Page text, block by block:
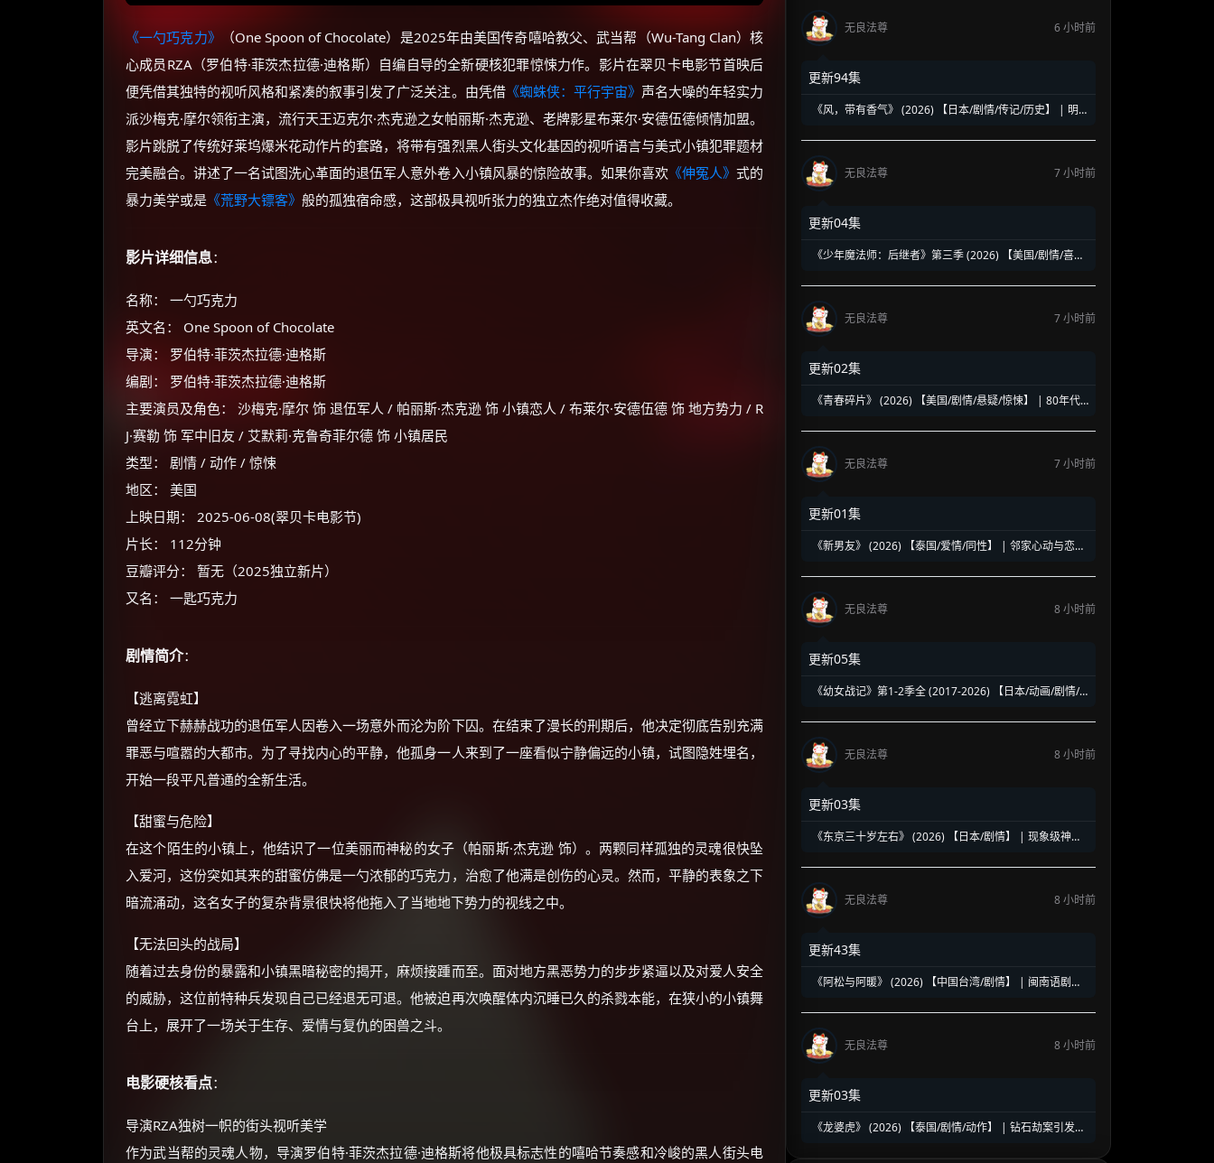
《一勺巧克力》
（One Spoon of Chocolate）是2025年由美国传奇嘻哈教父、武当帮（Wu-Tang Clan）核
心成员RZA（罗伯特·菲茨杰拉德·迪格斯）自编自导的全新硬核犯罪惊悚力作。影片在翠贝卡电影节首映后
便凭借其独特的视听风格和紧凑的叙事引发了广泛关注。由凭借《蜘蛛侠：平行宇宙》 声名大噪的年轻实力
派沙梅克·摩尔领衔主演，流行天王迈克尔·杰克逊之女帕丽斯·杰克逊、老牌影星布莱尔·安德伍德倾情加盟。
影片跳脱了传统好莱坞爆米花动作片的套路，将带有强烈黑人街头文化基因的视听语言与美式小镇犯罪题材
完美融合。讲述了一名试图洗心革面的退伍军人意外卷入小镇风暴的惊险故事。如果你喜欢 《伸冤人》 式的
暴力美学或是 《荒野大镖客》 般的孤独宿命感，这部极具视听张力的独立杰作绝对值得收藏。
影片详细信息：
名称： 一勺巧克力
英文名： One Spoon of Chocolate
导演： 罗伯特·菲茨杰拉德·迪格斯
编剧： 罗伯特·菲茨杰拉德·迪格斯
主要演员及角色： 沙梅克·摩尔 饰 退伍军人 / 帕丽斯·杰克逊 饰 小镇恋人 / 布莱尔·安德伍德 饰 地方势力 / R
J·赛勒 饰 军中旧友 / 艾默莉·克鲁奇菲尔德 饰 小镇居民
类型： 剧情 / 动作 / 惊悚
地区： 美国
上映日期： 2025-06-08(翠贝卡电影节)
片长： 112分钟
豆瓣评分： 暂无（2025独立新片）
又名： 一匙巧克力
剧情简介：
【逃离霓虹】
曾经立下赫赫战功的退伍军人因卷入一场意外而沦为阶下囚。在结束了漫长的刑期后，他决定彻底告别充满
罪恶与喧嚣的大都市。为了寻找内心的平静，他孤身一人来到了一座看似宁静偏远的小镇，试图隐姓埋名，
开始一段平凡普通的全新生活。
【甜蜜与危险】
在这个陌生的小镇上，他结识了一位美丽而神秘的女子（帕丽斯·杰克逊 饰）。两颗同样孤独的灵魂很快坠
入爱河，这份突如其来的甜蜜仿佛是一勺浓郁的巧克力，治愈了他满是创伤的心灵。然而，平静的表象之下
暗流涌动，这名女子的复杂背景很快将他拖入了当地地下势力的视线之中。
【无法回头的战局】
随着过去身份的暴露和小镇黑暗秘密的揭开，麻烦接踵而至。面对地方黑恶势力的步步紧逼以及对爱人安全
的威胁，这位前特种兵发现自己已经退无可退。他被迫再次唤醒体内沉睡已久的杀戮本能，在狭小的小镇舞
台上，展开了一场关于生存、爱情与复仇的困兽之斗。
电影硬核看点：
导演RZA独树一帜的街头视听美学
作为武当帮的灵魂人物，导演罗伯特·菲茨杰拉德·迪格斯将他极具标志性的嘻哈节奏感和冷峻的黑人街头电
无良法尊 6 小时前
更新94集
《风，带有香气》 (2026) 【日本/剧情/传记/历史】 | 明
醒之路
无良法尊
7 小时前
更新04集
《少年魔法师：后继者》第三季 (2026) 【美国/剧情/喜剧/
拯救家族
无良法尊
7 小时前
更新02集
《青春碎片》 (2026) 【美国/剧情/悬疑/惊悚】 | 80年代
无良法尊 7 小时前
更新01集
《新男友》 (2026) 【泰国/爱情/同性】 | 邻家心动与恋爱
无良法尊 8 小时前
更新05集
《幼女战记》第1-2季全 (2017-2026) 【日本/动画/剧情/
异世界神作
无良法尊
8 小时前
更新03集
《东京三十岁左右》 (2026) 【日本/剧情】 | 现象级神剧
无良法尊 8 小时前
更新43集
《阿松与阿暖》 (2026) 【中国台湾/剧情】 | 闽南语剧视
无良法尊 8 小时前
更新03集
《龙婆虎》 (2026) 【泰国/剧情/动作】 | 钻石劫案引发的
价格有浮动，请直接搜索查最低价！
还有支付宝现金红包、外卖红包、
☕ 海外大侠？通过 Ko-fi 赐茶